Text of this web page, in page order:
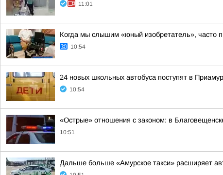
11:01
Когда мы слышим «юный изобретатель», часто
10:54
24 новых школьных автобуса поступят в
10:54
«Острые» отношения с законом: в
10:51
Дальше больше «Амурское такси» расширяет